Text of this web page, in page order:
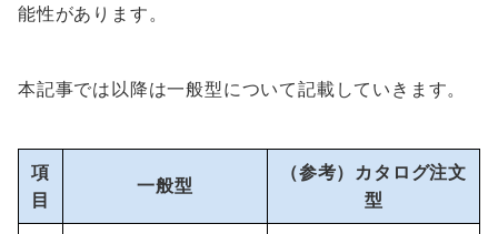
能性があります。
本記事では以降は一般型について記載していきます。
項
目
一般型
（参考）カタログ注文
型